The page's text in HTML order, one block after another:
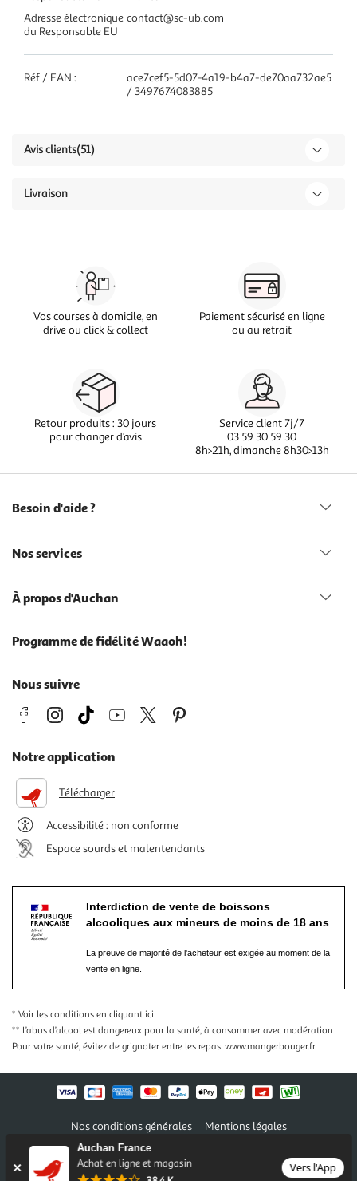
Auchan France
Achat en ligne et magasin
Vers l'App
Adresse électronique
du Responsable EU
contact@sc-ub.com
Réf / EAN :
ace7cef5-5d07-4a19-b4a7-de70aa732ae5
/ 3497674083885
Avis clients(51)
Livraison
Vos courses à domicile, en
drive ou click & collect
Paiement sécurisé en ligne
ou au retrait
Retour produits : 30 jours
pour changer d’avis
Service client 7j/7
03 59 30 59 30
8h>21h, dimanche 8h30>13h
Besoin d'aide ?
Nos services
À propos d'Auchan
Programme de fidélité Waaoh!
Nous suivre
Notre application
Télécharger
Accessibilité : non conforme
Espace sourds et malentendants
Interdiction de vente de boissons
alcooliques aux mineurs de moins de 18 ans
La preuve de majorité de l'acheteur est exigée au moment de la
vente en ligne.
* Voir les conditions en cliquant ici
** L’abus d’alcool est dangereux pour la santé, à consommer avec modération
Pour votre santé, évitez de grignoter entre les repas. www.mangerbouger.fr
Nos conditions générales
Mentions légales
Conditions des offres et promotions
Politique de confidentialité
Informations légales marketplace